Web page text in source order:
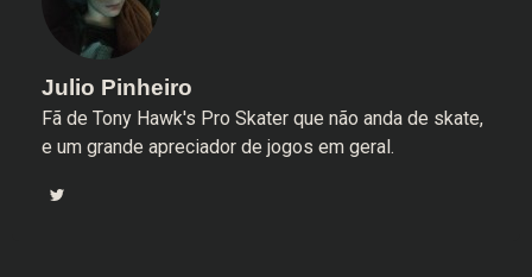
Julio Pinheiro
Fã de Tony Hawk's Pro Skater que não anda de skate,
e um grande apreciador de jogos em geral.